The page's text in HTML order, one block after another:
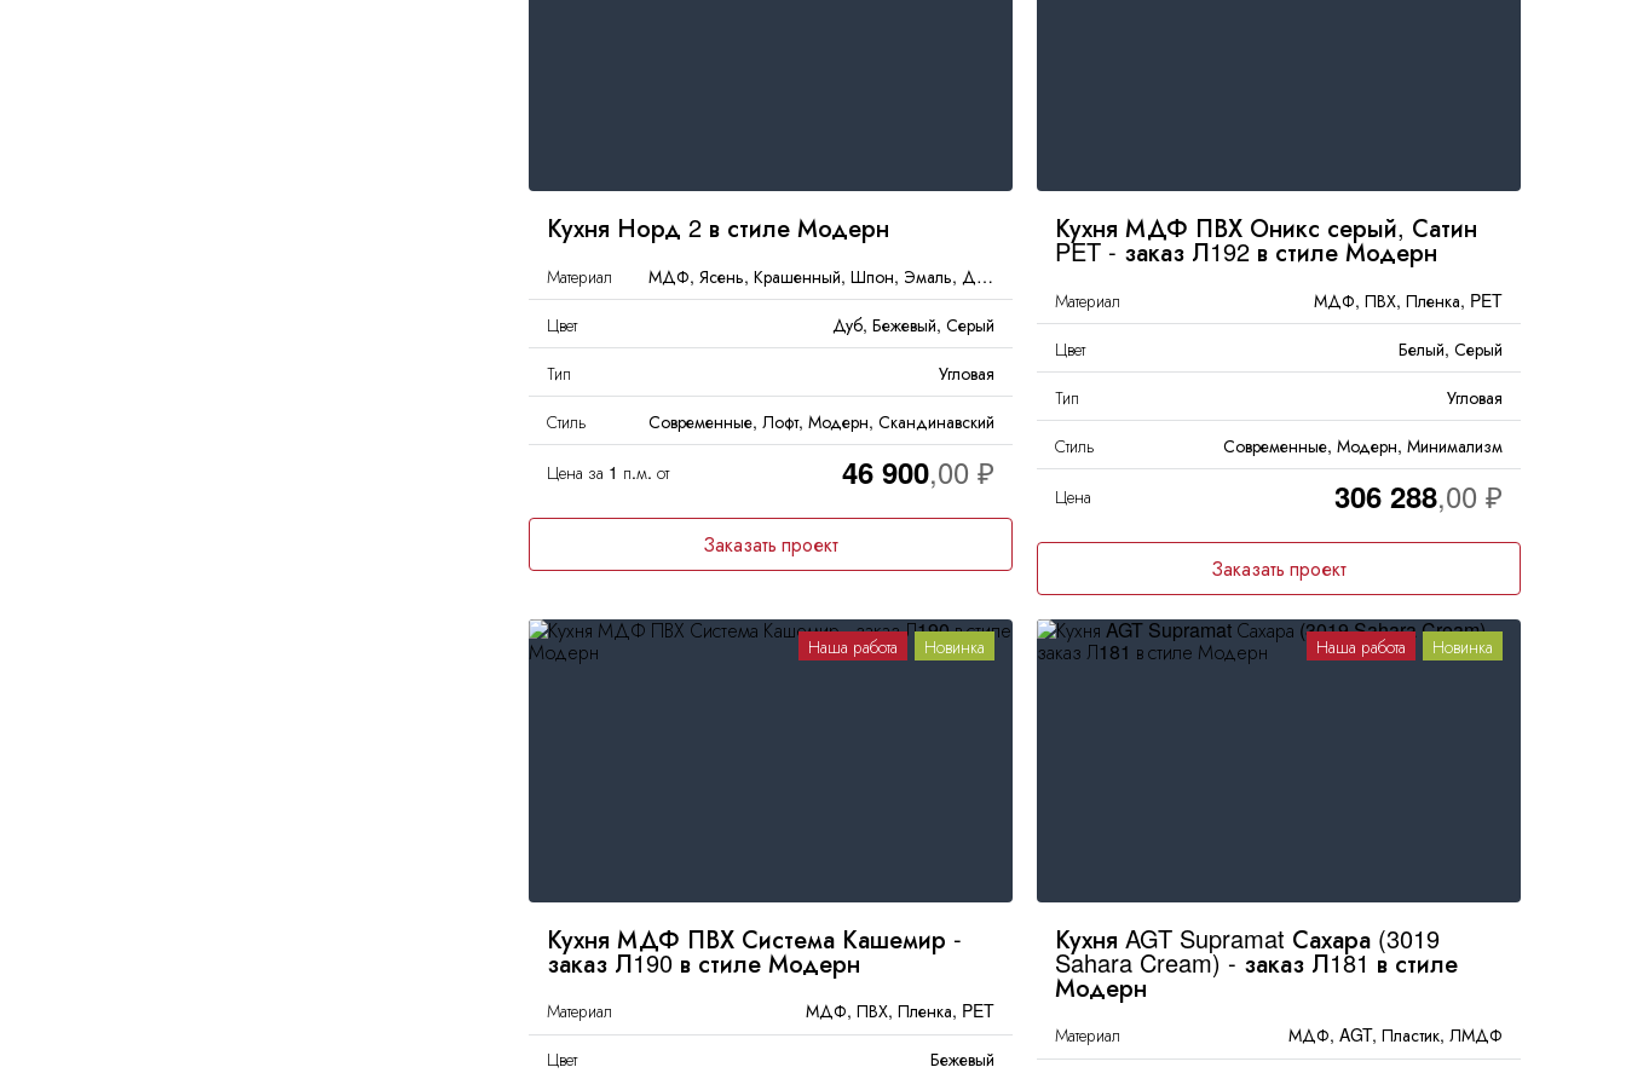
Кухня Норд 2 в стиле Модерн
Материал
МДФ, Ясень, Крашенный, Шпон, Эмаль, Дерево
Цвет
Дуб, Бежевый, Серый
Тип
Угловая
Стиль
Современные, Лофт, Модерн, Скандинавский
Цена за 1 п.м. от 46 900
Заказать проект
Кухня МДФ ПВХ Оникс серый, Сатин
PET - заказ Л192 в стиле Модерн
Материал
МДФ, ПВХ, Пленка, PET
Цвет
Белый, Серый
Тип
Угловая
Стиль
Современные, Модерн, Минимализм
Цена 306 288
Заказать проект
Наша работа Новинка
Кухня МДФ ПВХ Система Кашемир -
заказ Л190 в стиле Модерн
Материал
МДФ, ПВХ, Пленка, PET
Цвет
Бежевый
Наша работа Новинка
Кухня AGT Supramat Сахара (3019
Sahara Cream) - заказ Л181 в стиле
Модерн
Материал
МДФ, AGT, Пластик, ЛМДФ